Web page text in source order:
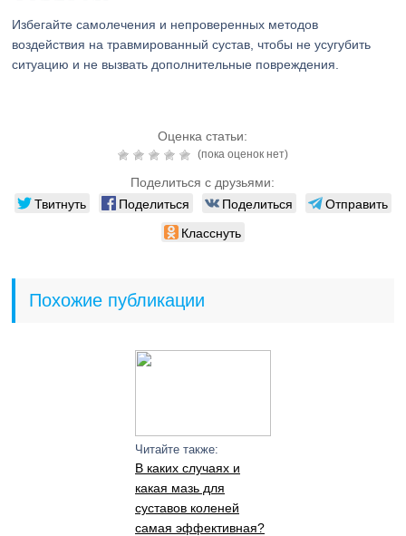
Избегайте самолечения и непроверенных методов
воздействия на травмированный сустав, чтобы не усугубить
ситуацию и не вызвать дополнительные повреждения.
Оценка статьи:
(пока оценок нет)
Поделиться с друзьями:
Твитнуть Поделиться Поделиться
Отправить
Класснуть
Похожие публикации
Читайте также:
В каких случаях и
какая мазь для
суставов коленей
самая эффективная?